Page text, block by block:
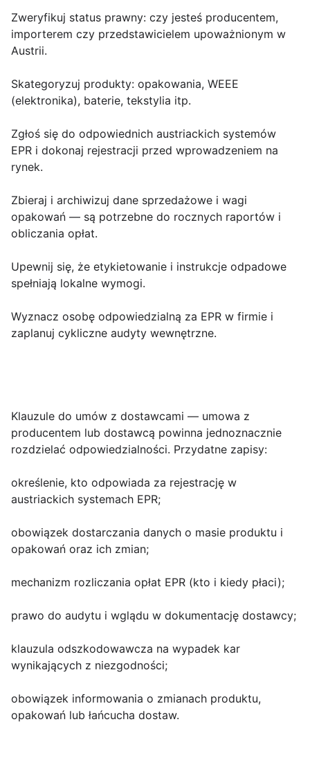
Zweryfikuj status prawny: czy jesteś producentem,
importerem czy przedstawicielem upoważnionym w
Austrii.
Skategoryzuj produkty: opakowania, WEEE
(elektronika), baterie, tekstylia itp.
Zgłoś się do odpowiednich austriackich systemów
EPR i dokonaj rejestracji przed wprowadzeniem na
rynek.
Zbieraj i archiwizuj dane sprzedażowe i wagi
opakowań — są potrzebne do rocznych raportów i
obliczania opłat.
Upewnij się, że etykietowanie i instrukcje odpadowe
spełniają lokalne wymogi.
Wyznacz osobę odpowiedzialną za EPR w firmie i
zaplanuj cykliczne audyty wewnętrzne.
Klauzule do umów z dostawcami — umowa z
producentem lub dostawcą powinna jednoznacznie
rozdzielać odpowiedzialności. Przydatne zapisy:
określenie, kto odpowiada za rejestrację w
austriackich systemach EPR;
obowiązek dostarczania danych o masie produktu i
opakowań oraz ich zmian;
mechanizm rozliczania opłat EPR (kto i kiedy płaci);
prawo do audytu i wglądu w dokumentację dostawcy;
klauzula odszkodowawcza na wypadek kar
wynikających z niezgodności;
obowiązek informowania o zmianach produktu,
opakowań lub łańcucha dostaw.